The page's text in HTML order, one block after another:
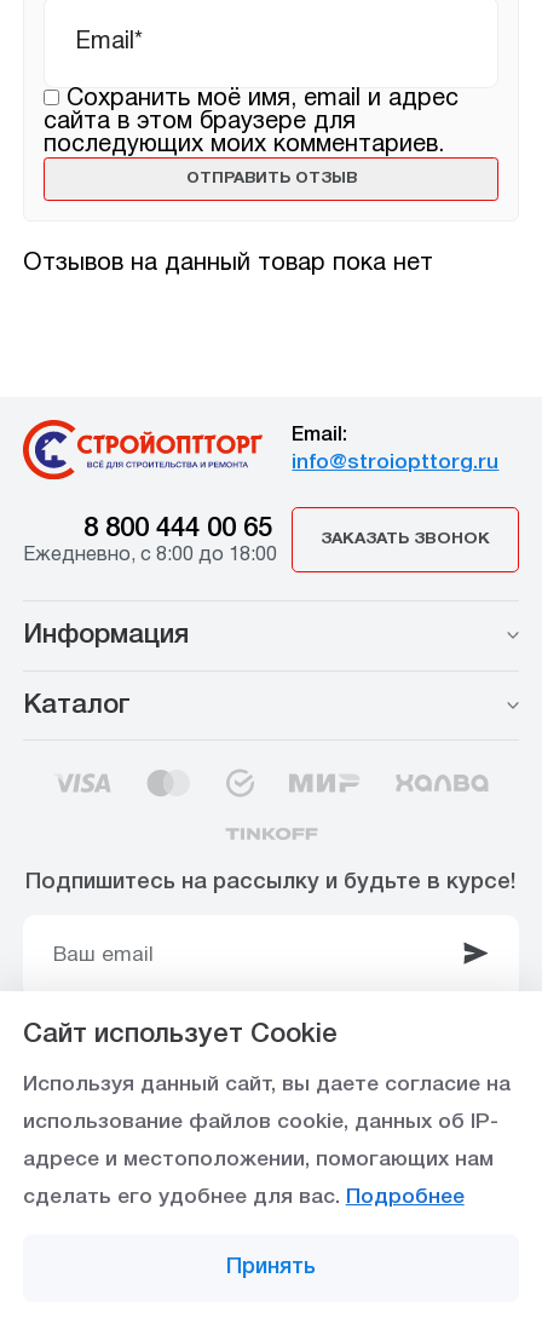
Отзывов на данный товар пока нет
Сохранить моё имя, email и адрес
сайта в этом браузере для
последующих моих комментариев.
Email:
info@stroiopttorg.ru
8 800 444 00 65
Ежедневно, с 8:00 до 18:00
ЗАКАЗАТЬ ЗВОНОК
Информация
Каталог
Подпишитесь на рассылку и будьте в курсе!
Ставропольское отделение №5230 ПАО Сбербанк,
БИК 040702615
Сайт использует Cookie
Используя данный сайт, вы даете согласие на
использование файлов cookie, данных об IP-
адресе и местоположении, помогающих нам
сделать его удобнее для вас. Подробнее
Принять